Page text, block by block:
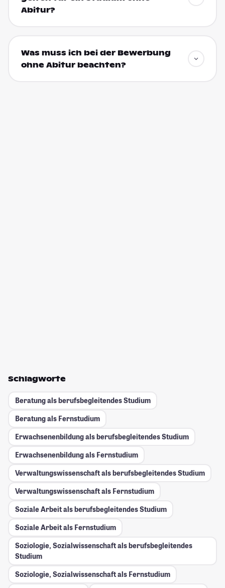
Abitur?
Was muss ich bei der Bewerbung
ohne Abitur beachten?
Schlagworte
Beratung als berufsbegleitendes Studium
Beratung als Fernstudium
Erwachsenenbildung als berufsbegleitendes Studium
Erwachsenenbildung als Fernstudium
Verwaltungswissenschaft als berufsbegleitendes Studium
Verwaltungswissenschaft als Fernstudium
Soziale Arbeit als berufsbegleitendes Studium
Soziale Arbeit als Fernstudium
Soziologie, Sozialwissenschaft als berufsbegleitendes
Studium
Soziologie, Sozialwissenschaft als Fernstudium